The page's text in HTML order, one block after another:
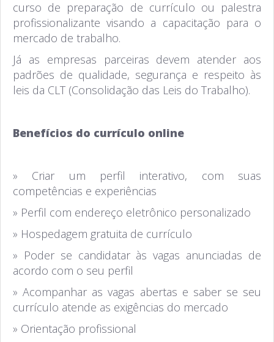
curso de preparação de currículo ou palestra
profissionalizante visando a capacitação para o
mercado de trabalho.
Já as empresas parceiras devem atender aos
padrões de qualidade, segurança e respeito às
leis da CLT (Consolidação das Leis do Trabalho).
Benefícios do currículo online
» Criar um perfil interativo, com suas
competências e experiências
» Perfil com endereço eletrônico personalizado
» Hospedagem gratuita de currículo
» Poder se candidatar às vagas anunciadas de
acordo com o seu perfil
» Acompanhar as vagas abertas e saber se seu
currículo atende as exigências do mercado
» Orientação profissional